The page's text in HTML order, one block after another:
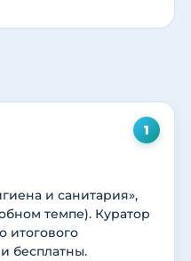
1
и санитария»,
темпе). Куратор
итогового
бесплатны.